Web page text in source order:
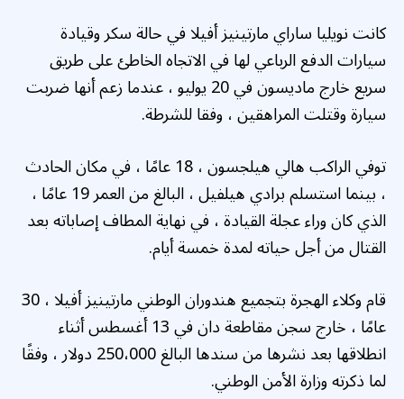
كانت نويليا ساراي مارتينيز أفيلا في حالة سكر وقيادة
سيارات الدفع الرباعي لها في الاتجاه الخاطئ على طريق
سريع خارج ماديسون في 20 يوليو ، عندما زعم أنها ضربت
سيارة وقتلت المراهقين ، وفقا للشرطة.
توفي الراكب هالي هيلجسون ، 18 عامًا ، في مكان الحادث
، بينما استسلم برادي هيلفيل ، البالغ من العمر 19 عامًا ،
الذي كان وراء عجلة القيادة ، في نهاية المطاف إصاباته بعد
القتال من أجل حياته لمدة خمسة أيام.
قام وكلاء الهجرة بتجميع هندوران الوطني مارتينيز أفيلا ، 30
عامًا ، خارج سجن مقاطعة دان في 13 أغسطس أثناء
انطلاقها بعد نشرها من سندها البالغ 250،000 دولار ، وفقًا
لما ذكرته وزارة الأمن الوطني.